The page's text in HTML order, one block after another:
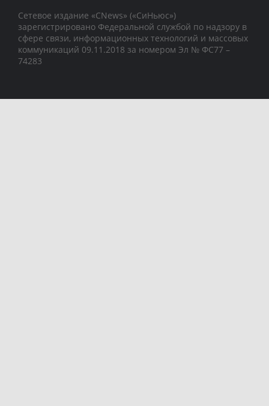
Сетевое издание «CNews» («СиНьюс»)
зарегистрировано Федеральной службой по надзору в
сфере связи, информационных технологий и массовых
коммуникаций 09.11.2018 за номером Эл № ФС77 –
74283